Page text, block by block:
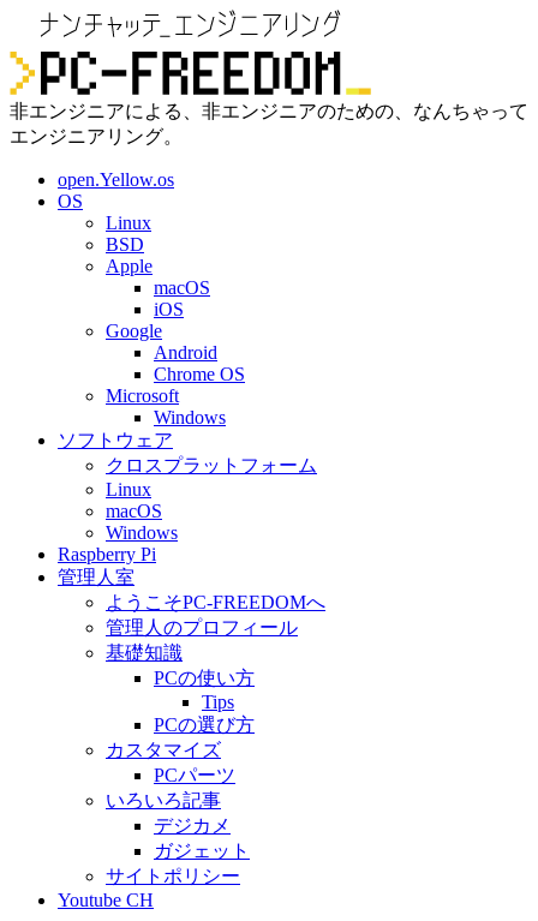
非エンジニアによる、非エンジニアのための、なんちゃって
エンジニアリング。
open.Yellow.os
OS
Linux
BSD
Apple
macOS
iOS
Google
Android
Chrome OS
Microsoft
Windows
ソフトウェア
クロスプラットフォーム
Linux
macOS
Windows
Raspberry Pi
管理人室
ようこそPC-FREEDOMへ
管理人のプロフィール
基礎知識
PCの使い方
Tips
PCの選び方
カスタマイズ
PCパーツ
いろいろ記事
デジカメ
ガジェット
サイトポリシー
Youtube CH